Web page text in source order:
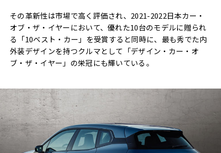
その革新性は市場で高く評価され、2021-2022日本カー・
オブ・ザ・イヤーにおいて、優れた10台のモデルに贈られ
る「10ベスト・カー」を受賞すると同時に、最も秀でた内
外装デザインを持つクルマとして「デザイン・カー・オ
ブ・ザ・イヤー」の栄冠にも輝いている。